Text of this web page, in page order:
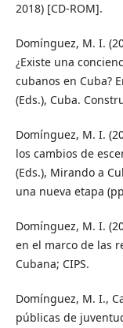
2018) [CD-ROM].
Domínguez, M. I.
¿Existe una
cubanos en Cuba?
(Eds.), Cuba.
Domínguez, M. I.
los cambios de
(Eds.), Mirando a
una nueva etapa
Domínguez, M. I.
en el marco de las
Cubana; CIPS.
Domínguez, M. I.,
públicas de